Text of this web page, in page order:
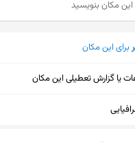
برای این مکان
یا گزارش تعطیلی این مکان